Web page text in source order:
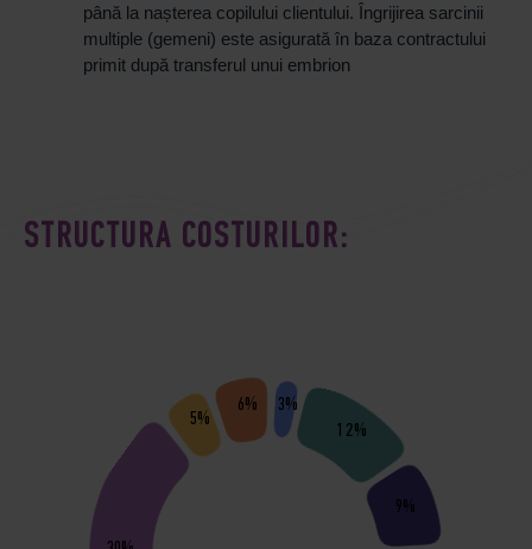
până la nașterea copilului clientului. Îngrijirea sarcinii
multiple (gemeni) este asigurată în baza contractului
primit după transferul unui embrion
STRUCTURA COSTURILOR:
5%
6% 3%
12%
9%